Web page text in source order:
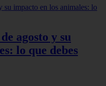
agosto y su
lo que debes